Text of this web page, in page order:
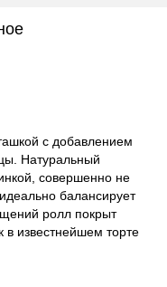
с добавлением
Натуральный
совершенно не
балансирует
ролл покрыт
в известнейшем торте